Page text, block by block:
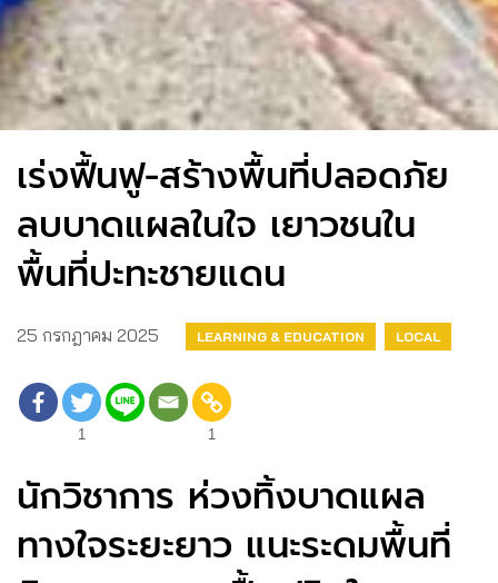
เร่งฟื้นฟู-สร้างพื้นที่ปลอดภัย
ลบบาดแผลในใจ เยาวชนใน
พื้นที่ปะทะชายแดน
25 กรกฎาคม 2025 LEARNING & EDUCATION LOCAL
1 1
นักวิชาการ ห่วงทิ้งบาดแผล
ทางใจระยะยาว แนะระดมพื้นที่